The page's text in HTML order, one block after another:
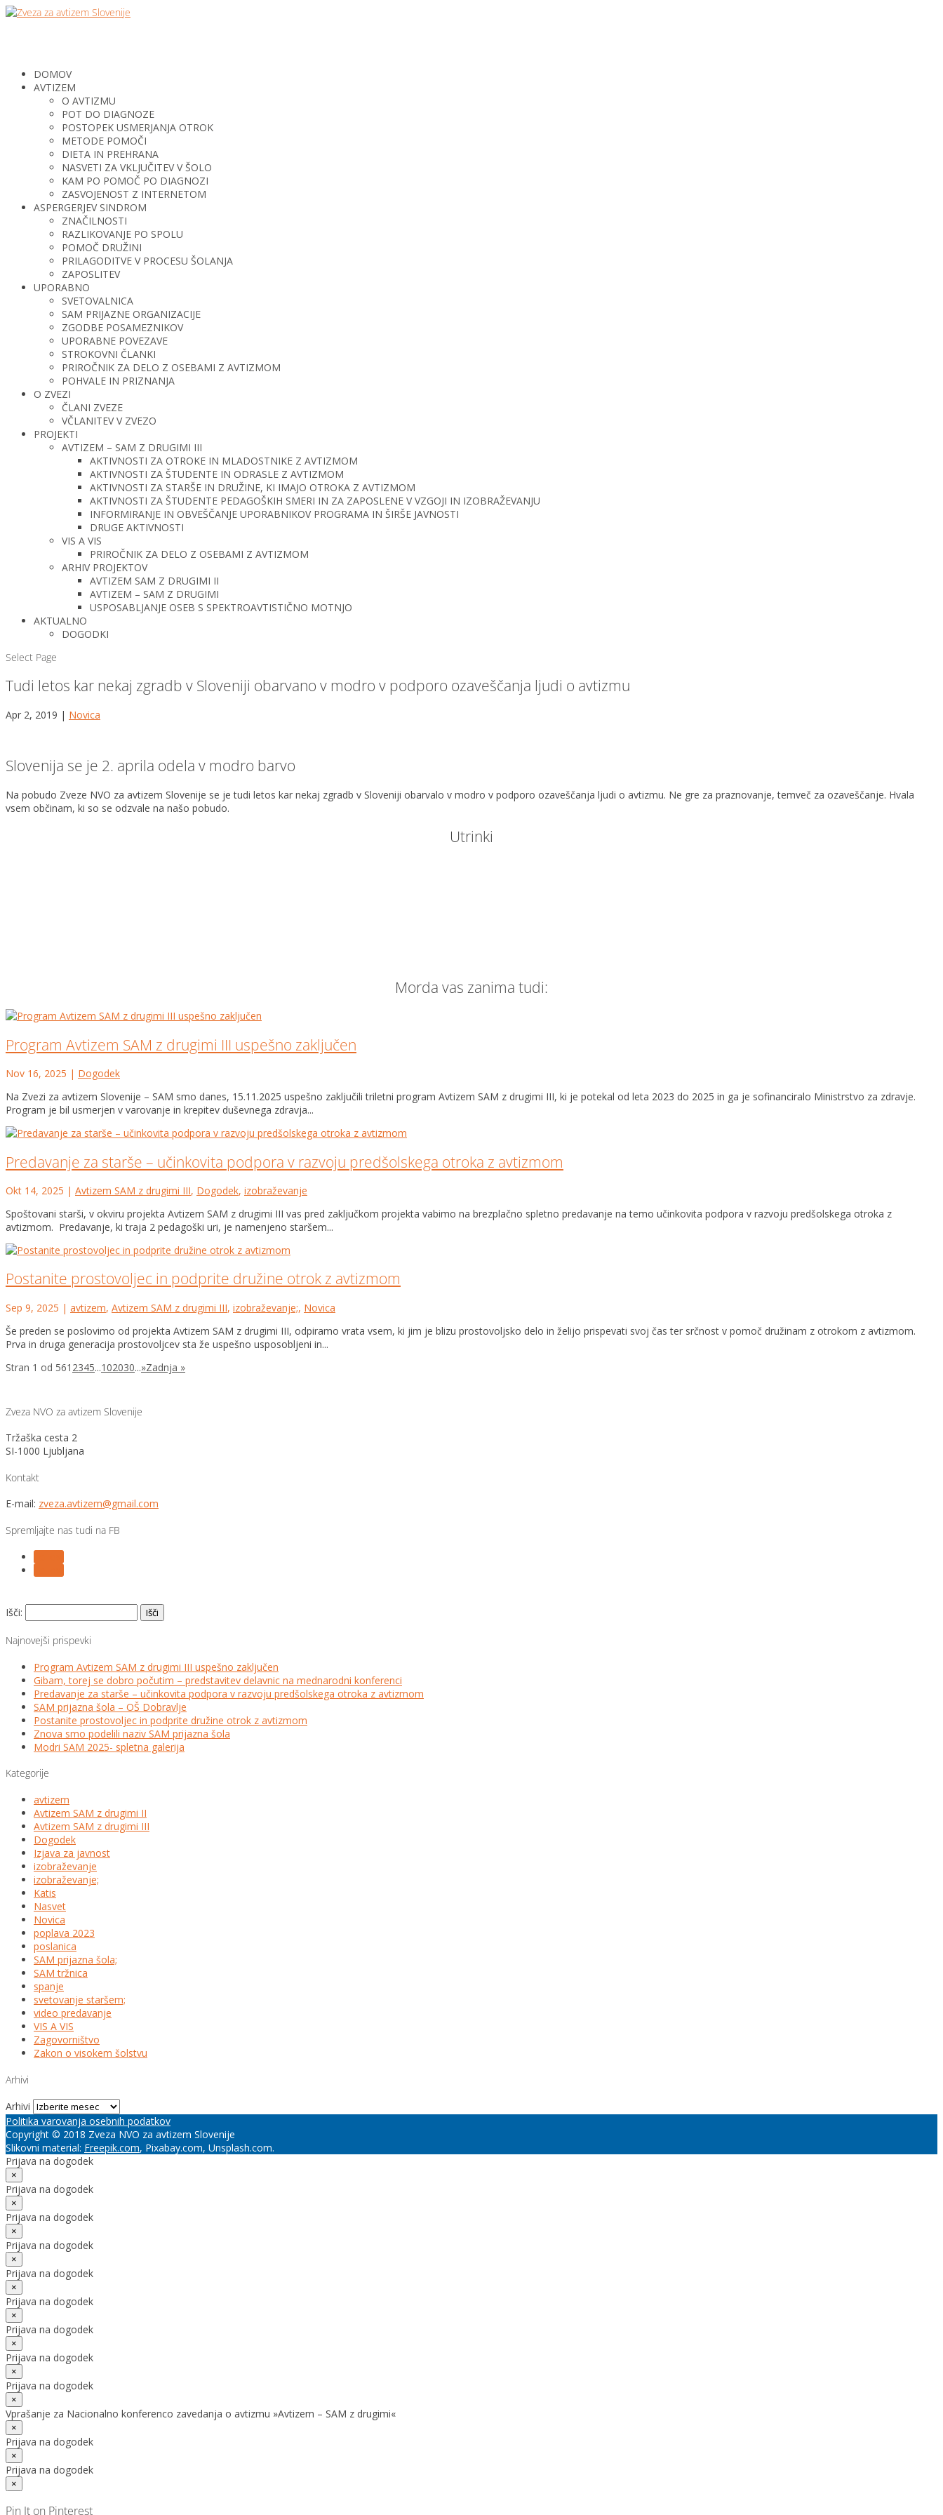
DOMOV
AVTIZEM
O AVTIZMU
POT DO DIAGNOZE
POSTOPEK USMERJANJA OTROK
METODE POMOČI
DIETA IN PREHRANA
NASVETI ZA VKLJUČITEV V ŠOLO
KAM PO POMOČ PO DIAGNOZI
ZASVOJENOST Z INTERNETOM
ASPERGERJEV SINDROM
ZNAČILNOSTI
RAZLIKOVANJE PO SPOLU
POMOČ DRUŽINI
PRILAGODITVE V PROCESU ŠOLANJA
ZAPOSLITEV
UPORABNO
SVETOVALNICA
SAM PRIJAZNE ORGANIZACIJE
ZGODBE POSAMEZNIKOV
UPORABNE POVEZAVE
STROKOVNI ČLANKI
PRIROČNIK ZA DELO Z OSEBAMI Z AVTIZMOM
POHVALE IN PRIZNANJA
O ZVEZI
ČLANI ZVEZE
VČLANITEV V ZVEZO
PROJEKTI
AVTIZEM – SAM Z DRUGIMI III
AKTIVNOSTI ZA OTROKE IN MLADOSTNIKE Z AVTIZMOM
AKTIVNOSTI ZA ŠTUDENTE IN ODRASLE Z AVTIZMOM
AKTIVNOSTI ZA STARŠE IN DRUŽINE, KI IMAJO OTROKA Z AVTIZMOM
AKTIVNOSTI ZA ŠTUDENTE PEDAGOŠKIH SMERI IN ZA ZAPOSLENE V VZGOJI IN IZOBRAŽEVANJU
INFORMIRANJE IN OBVEŠČANJE UPORABNIKOV PROGRAMA IN ŠIRŠE JAVNOSTI
DRUGE AKTIVNOSTI
VIS A VIS
PRIROČNIK ZA DELO Z OSEBAMI Z AVTIZMOM
ARHIV PROJEKTOV
AVTIZEM SAM Z DRUGIMI II
AVTIZEM – SAM Z DRUGIMI
USPOSABLJANJE OSEB S SPEKTROAVTISTIČNO MOTNJO
AKTUALNO
DOGODKI
Select Page
Tudi letos kar nekaj zgradb v Sloveniji obarvano v modro v podporo ozaveščanja ljudi o avtizmu
Apr 2, 2019 | Novica
Slovenija se je 2. aprila odela v modro barvo
Na pobudo Zveze NVO za avtizem Slovenije se je tudi letos kar nekaj zgradb v Sloveniji obarvalo v modro v podporo ozaveščanja ljudi o avtizmu. Ne gre za praznovanje, temveč za ozaveščanje. Hvala
vsem občinam, ki so se odzvale na našo pobudo.
Utrinki
Morda vas zanima tudi:
Program Avtizem SAM z drugimi III uspešno zaključen
Nov 16, 2025 | Dogodek
Na Zvezi za avtizem Slovenije – SAM smo danes, 15.11.2025 uspešno zaključili triletni program Avtizem SAM z drugimi III, ki je potekal od leta 2023 do 2025 in ga je sofinanciralo Ministrstvo za zdravje.
Program je bil usmerjen v varovanje in krepitev duševnega zdravja...
Predavanje za starše – učinkovita podpora v razvoju predšolskega otroka z avtizmom
Okt 14, 2025 | Avtizem SAM z drugimi III, Dogodek, izobraževanje
Spoštovani starši, v okviru projekta Avtizem SAM z drugimi III vas pred zaključkom projekta vabimo na brezplačno spletno predavanje na temo učinkovita podpora v razvoju predšolskega otroka z
avtizmom. Predavanje, ki traja 2 pedagoški uri, je namenjeno staršem...
Postanite prostovoljec in podprite družine otrok z avtizmom
Sep 9, 2025 | avtizem, Avtizem SAM z drugimi III, izobraževanje;, Novica
Še preden se poslovimo od projekta Avtizem SAM z drugimi III, odpiramo vrata vsem, ki jim je blizu prostovoljsko delo in želijo prispevati svoj čas ter srčnost v pomoč družinam z otrokom z avtizmom.
Prva in druga generacija prostovoljcev sta že uspešno usposobljeni in...
Stran 1 od 561 2345...102030...»Zadnja »
Zveza NVO za avtizem Slovenije
Tržaška cesta 2
SI-1000 Ljubljana
Kontakt
E-mail: zveza.avtizem@gmail.com
Spremljajte nas tudi na FB
Išči:
Najnovejši prispevki
Program Avtizem SAM z drugimi III uspešno zaključen
Gibam, torej se dobro počutim – predstavitev delavnic na mednarodni konferenci
Predavanje za starše – učinkovita podpora v razvoju predšolskega otroka z avtizmom
SAM prijazna šola – OŠ Dobravlje
Postanite prostovoljec in podprite družine otrok z avtizmom
Znova smo podelili naziv SAM prijazna šola
Modri SAM 2025- spletna galerija
Kategorije
avtizem
Avtizem SAM z drugimi II
Avtizem SAM z drugimi III
Dogodek
Izjava za javnost
izobraževanje
izobraževanje;
Katis
Nasvet
Novica
poplava 2023
poslanica
SAM prijazna šola;
SAM tržnica
spanje
svetovanje staršem;
video predavanje
VIS A VIS
Zagovorništvo
Zakon o visokem šolstvu
Arhivi
Arhivi
Politika varovanja osebnih podatkov
Copyright © 2018 Zveza NVO za avtizem Slovenije
Slikovni material: Freepik.com, Pixabay.com, Unsplash.com.
Prijava na dogodek
×
Prijava na dogodek
×
Prijava na dogodek
×
Prijava na dogodek
×
Prijava na dogodek
×
Prijava na dogodek
×
Prijava na dogodek
×
Prijava na dogodek
×
Prijava na dogodek
×
Vprašanje za Nacionalno konferenco zavedanja o avtizmu »Avtizem – SAM z drugimi«
×
Prijava na dogodek
×
Prijava na dogodek
×
Pin It on Pinterest